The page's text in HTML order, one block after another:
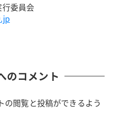
行委員会
のコメント
の閲覧と投稿ができるよう